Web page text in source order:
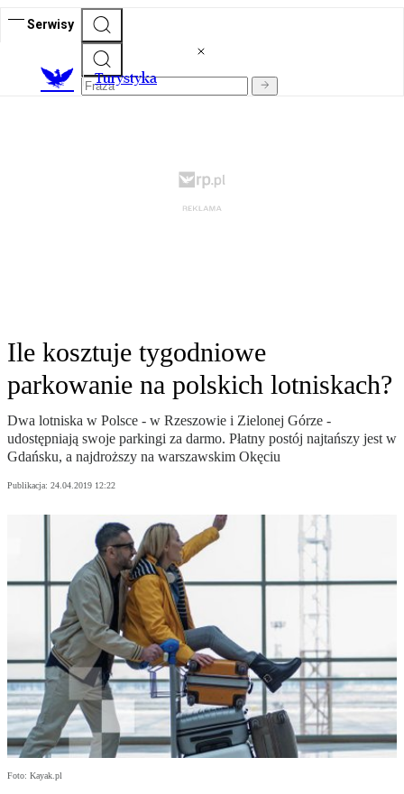
Serwisy
Turystyka
Ile kosztuje tygodniowe
parkowanie na polskich lotniskach?
Dwa lotniska w Polsce - w Rzeszowie i Zielonej Górze -
udostępniają swoje parkingi za darmo. Płatny postój najtańszy jest w
Gdańsku, a najdroższy na warszawskim Okęciu
Publikacja: 24.04.2019 12:22
Foto: Kayak.pl